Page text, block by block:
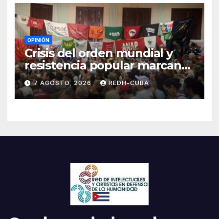
OPINIÓN
Crisis del orden mundial y
resistencia popular marcan
el inicio de la IV Asamblea
Continental de ALBA
Movimientos en Cuba
7 AGOSTO, 2026 REDH-CUBA